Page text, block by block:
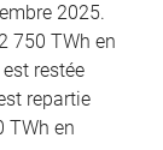
2025.
750 TWh en
restée
repartie
TWh en